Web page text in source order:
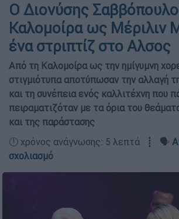
Ο Διονύσης
Καλομοίρα ως Μέριλιν
ένα στριπτίζ στο Αλσος
Από τη Καλομοίρα ως την ημίγυμνη
στιγμιότυπα αποτύπωσαν την αλλαγή
και τη συνέπεια ενός καλλιτέχνη που
πειραματιζόταν με τα όρια του
και της παράστασης
🕛 χρόνος ανάγνωσης: 5 λεπτά ┋ 🗣️
σχολιασμό